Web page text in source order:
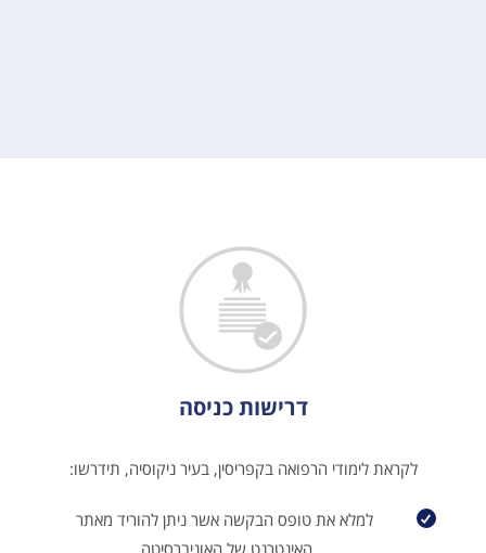
דרישות כניסה
לקראת לימודי הרפואה בקפריסין, בעיר ניקוסיה, תידרשו:
למלא את טופס הבקשה אשר ניתן להוריד מאתר